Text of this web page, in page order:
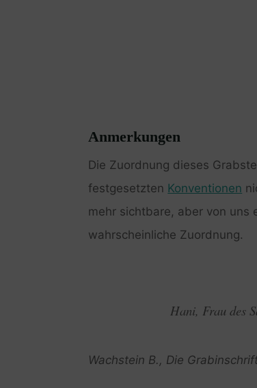
Anmerkungen
Die Zuordnung dieses
festgesetzten Konventionen
mehr sichtbare, aber von uns
wahrscheinliche Zuordnung.
Hani, Frau des
Wachstein B., Die